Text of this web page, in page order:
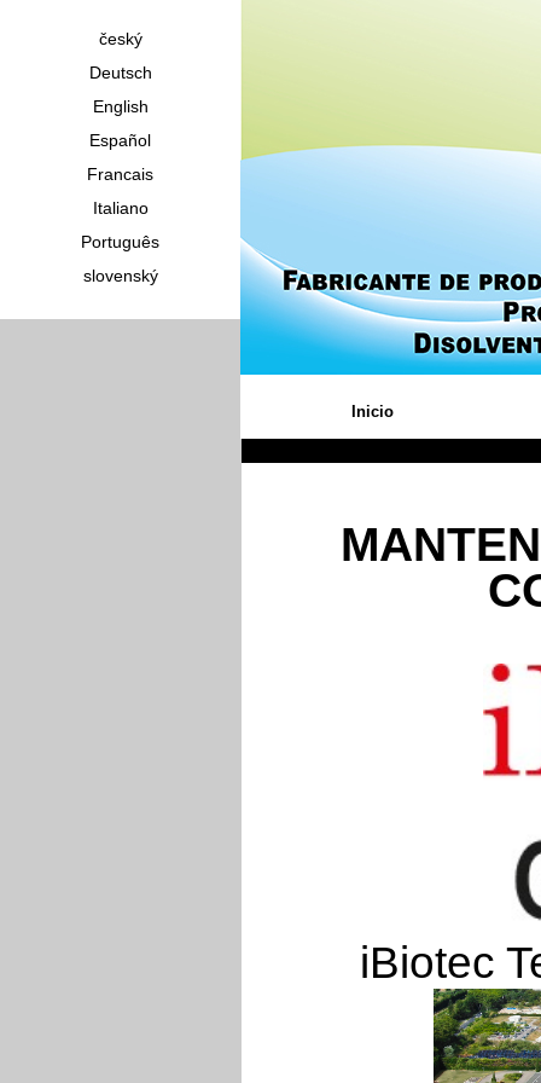
český
Deutsch
English
Español
Francais
Italiano
Português
slovenský
Inicio
iBiotec